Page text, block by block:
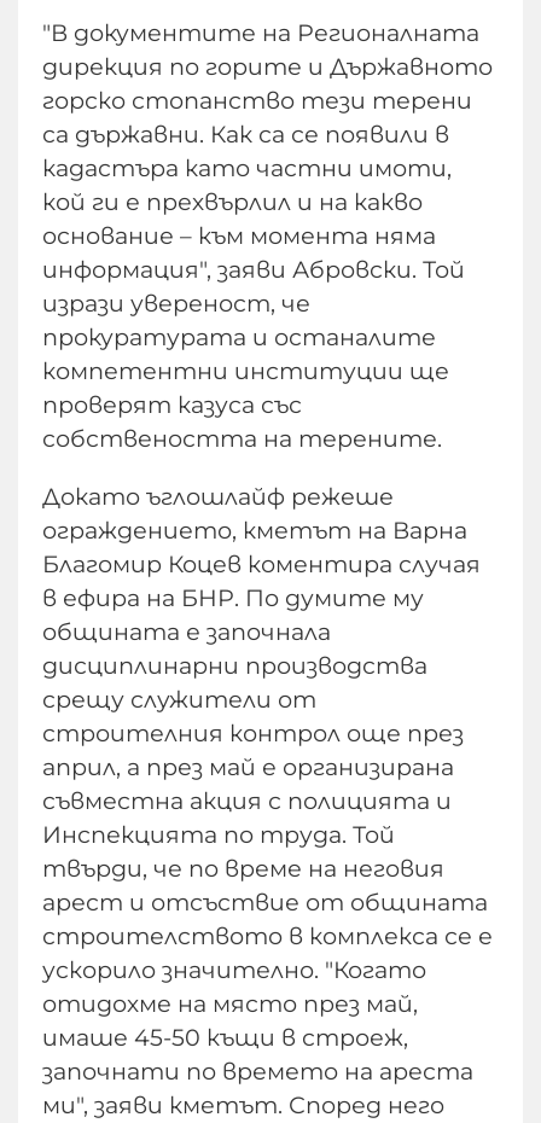
"В документите на Регионалната
дирекция по горите и Държавното
горско стопанство тези терени
са държавни. Как са се появили в
кадастъра като частни имоти,
кой ги е прехвърлил и на какво
основание – към момента няма
информация", заяви Абровски. Той
изрази увереност, че
прокуратурата и останалите
компетентни институции ще
проверят казуса със
собствеността на терените.
Докато ъглошлайф режеше
ограждението, кметът на Варна
Благомир Коцев коментира случая
в ефира на БНР. По думите му
общината е започнала
дисциплинарни производства
срещу служители от
строителния контрол още през
април, а през май е организирана
съвместна акция с полицията и
Инспекцията по труда. Той
твърди, че по време на неговия
арест и отсъствие от общината
строителството в комплекса се е
ускорило значително. "Когато
отидохме на място през май,
имаше 45-50 къщи в строеж,
започнати по времето на ареста
ми", заяви кметът. Според него